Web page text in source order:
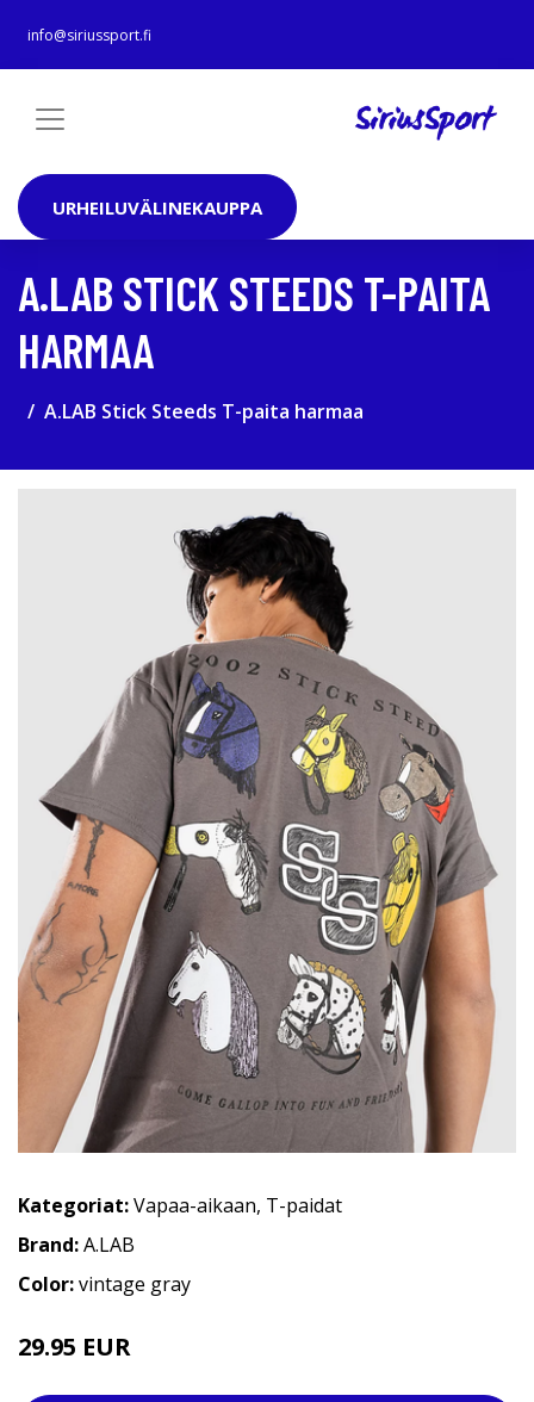
info@siriussport.fi
URHEILUVÄLINEKAUPPA
A.LAB STICK STEEDS T-PAITA
HARMAA
A.LAB Stick Steeds T-paita harmaa
Kategoriat:Vapaa-aikaan, T-paidat
Brand:A.LAB
Color:vintage gray
29.95 EUR